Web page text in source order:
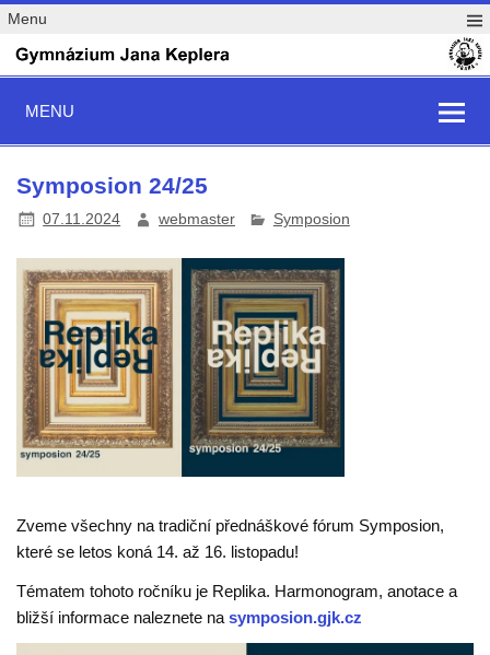
Menu
MENU
Symposion 24/25
07.11.2024 webmaster Symposion
Zveme všechny na tradiční přednáškové fórum Symposion,
které se letos koná 14. až 16. listopadu!
Tématem tohoto ročníku je Replika. Harmonogram, anotace a
bližší informace naleznete nasymposion.gjk.cz